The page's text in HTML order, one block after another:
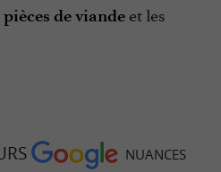
de viande et les
NUANCES